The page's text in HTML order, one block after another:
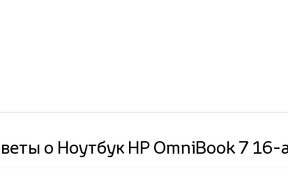
о Ноутбук HP OmniBook 7